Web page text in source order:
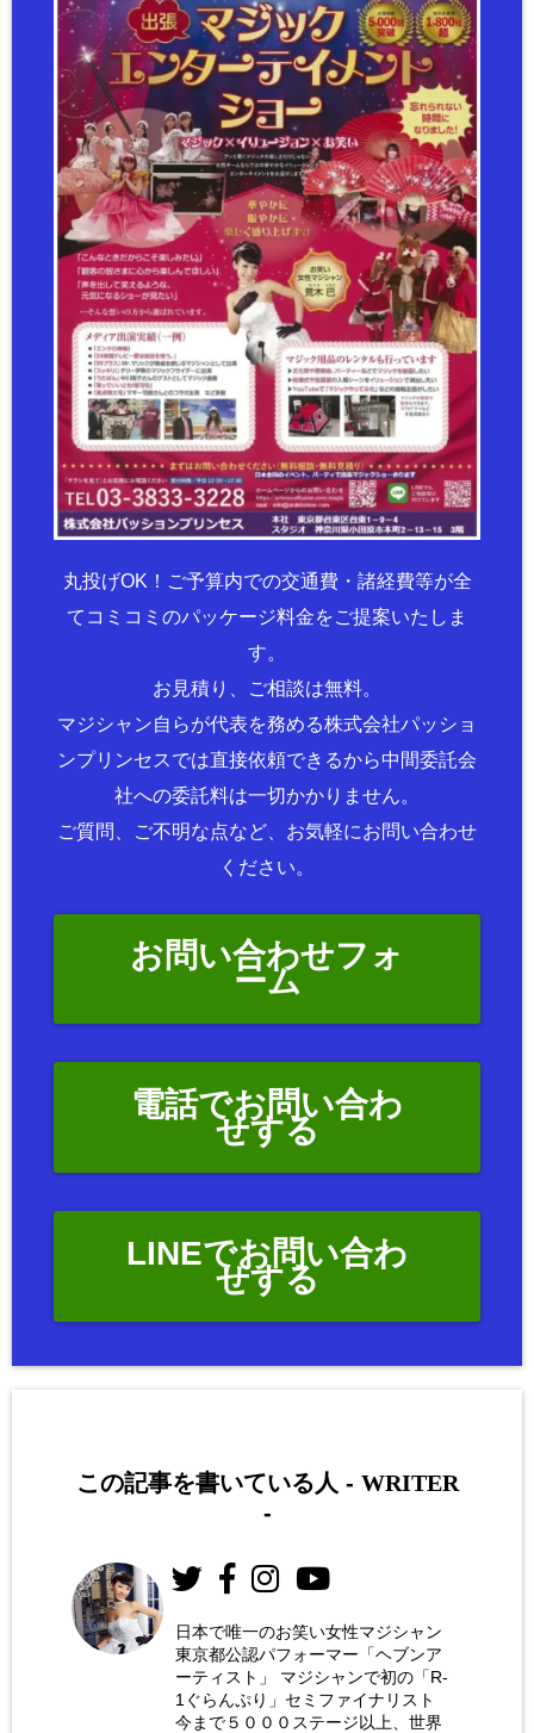
丸投げOK！ご予算内での交通費・諸経費等が全
てコミコミのパッケージ料金をご提案いたしま
す。
お見積り、ご相談は無料。
マジシャン自らが代表を務める株式会社パッショ
ンプリンセスでは直接依頼できるから中間委託会
社への委託料は一切かかりません。
ご質問、ご不明な点など、お気軽にお問い合わせ
ください。
お問い合わせフォ
ーム
電話でお問い合わ
せする
LINEでお問い合わ
せする
この記事を書いている人 - WRITER
-
日本で唯一のお笑い女性マジシャン
東京都公認パフォーマー「ヘブンア
ーティスト」 マジシャンで初の「R-
1ぐらんぷり」セミファイナリスト
今まで５０００ステージ以上、世界